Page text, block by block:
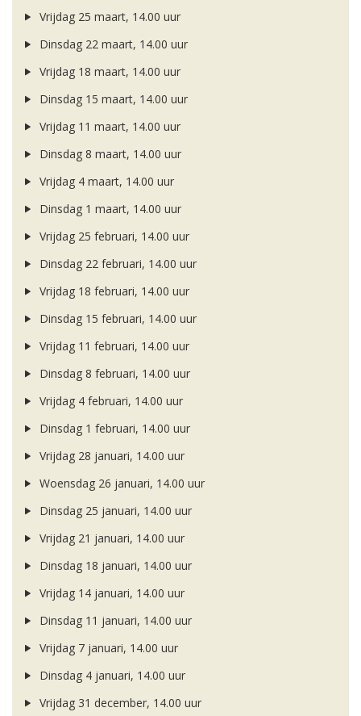
Vrijdag 25 maart, 14.00 uur
Dinsdag 22 maart, 14.00 uur
Vrijdag 18 maart, 14.00 uur
Dinsdag 15 maart, 14.00 uur
Vrijdag 11 maart, 14.00 uur
Dinsdag 8 maart, 14.00 uur
Vrijdag 4 maart, 14.00 uur
Dinsdag 1 maart, 14.00 uur
Vrijdag 25 februari, 14.00 uur
Dinsdag 22 februari, 14.00 uur
Vrijdag 18 februari, 14.00 uur
Dinsdag 15 februari, 14.00 uur
Vrijdag 11 februari, 14.00 uur
Dinsdag 8 februari, 14.00 uur
Vrijdag 4 februari, 14.00 uur
Dinsdag 1 februari, 14.00 uur
Vrijdag 28 januari, 14.00 uur
Woensdag 26 januari, 14.00 uur
Dinsdag 25 januari, 14.00 uur
Vrijdag 21 januari, 14.00 uur
Dinsdag 18 januari, 14.00 uur
Vrijdag 14 januari, 14.00 uur
Dinsdag 11 januari, 14.00 uur
Vrijdag 7 januari, 14.00 uur
Dinsdag 4 januari, 14.00 uur
Vrijdag 31 december, 14.00 uur